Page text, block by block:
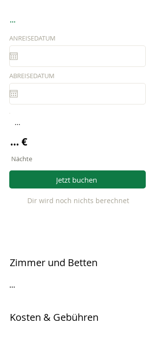
...
ANREISEDATUM
ABREISEDATUM
...
... €
Nächte
Jetzt buchen
Dir wird noch nichts berechnet
Zimmer und Betten
...
Kosten & Gebühren